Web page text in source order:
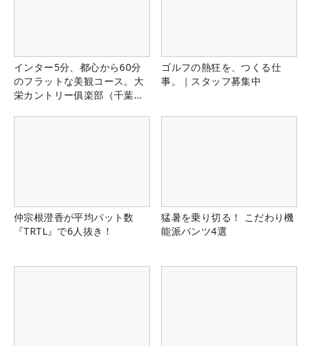
インター5分、都心から60分
のフラットな美観コース。大
栄カントリー俱楽部（千葉
ゴルフの熱狂を、つくる仕
事。｜スタッフ募集中
仲宗根澄香が平均パット数
『TRTL』で6人抜き！
猛暑を乗り切る！ こだわり機
能派パンツ4選